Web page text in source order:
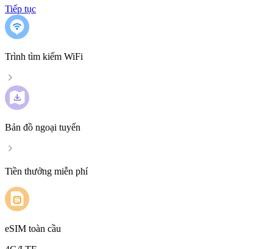
Tiếp tục
Trình tìm kiếm WiFi
Bản đồ ngoại tuyến
Tiền thưởng miễn phí
eSIM toàn cầu